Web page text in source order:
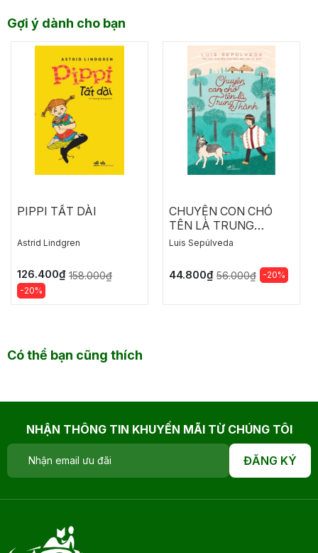
Gợi ý dành cho bạn
PIPPI TẤT DÀI
Astrid Lindgren
126.400₫ 158.000₫
-20%
CHUYỆN CON CHÓ
TÊN LÀ TRUNG
THÀNH
Luis Sepúlveda
44.800₫ 56.000₫ -20%
Có thể bạn cũng thích
NHẬN THÔNG TIN KHUYẾN MÃI TỪ CHÚNG TÔI
ĐĂNG KÝ